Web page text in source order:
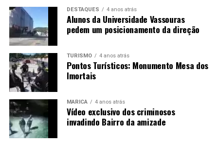
DESTAQUES 4 anos atrás
Alunos da Universidade Vassouras
pedem um posicionamento da direção
TURISMO 4 anos atrás
Pontos Turísticos: Monumento Mesa dos
Imortais
MARICÁ 4 anos atrás
Vídeo exclusivo dos criminosos
invadindo Bairro da amizade